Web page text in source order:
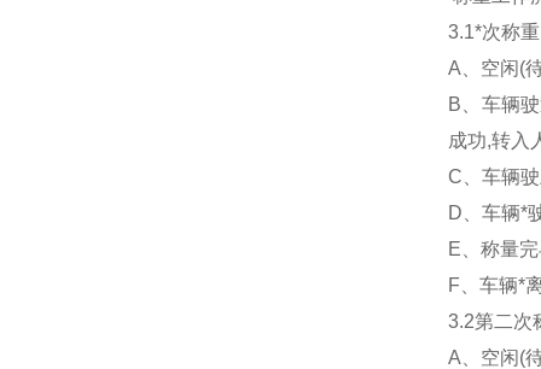
3.1*次称
A、空闲(
B、车辆
成功,转入
C、车辆
D、车辆*
E、称量
F、车辆*
3.2第二次
A、空闲(